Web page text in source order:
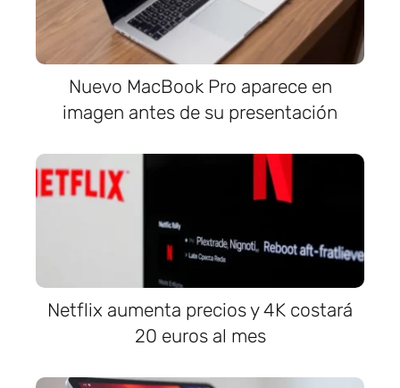
Nuevo MacBook Pro aparece en
imagen antes de su presentación
Netflix aumenta precios y 4K costará
20 euros al mes